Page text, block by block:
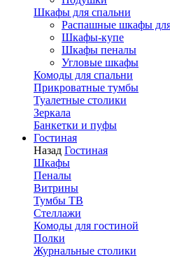
Шкафы для спальни
Распашные шкафы
Шкафы-купе
Шкафы пеналы
Угловые шкафы
Комоды для спальни
Прикроватные тумбы
Туалетные столики
Зеркала
Банкетки и пуфы
Гостиная
Назад Гостиная
Шкафы
Пеналы
Витрины
Тумбы ТВ
Стеллажи
Комоды для гостиной
Полки
Журнальные столики